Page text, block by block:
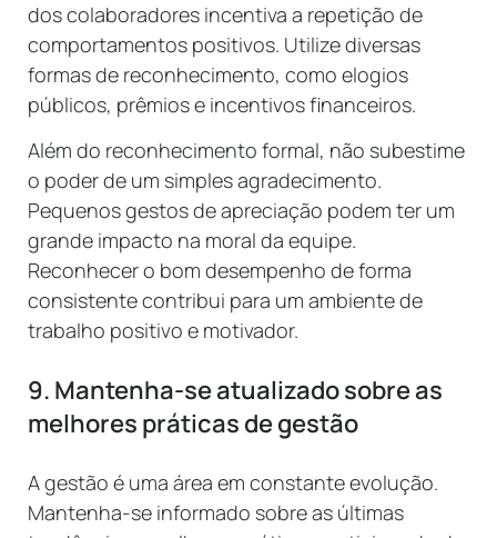
dos colaboradores incentiva a repetição de
comportamentos positivos. Utilize diversas
formas de reconhecimento, como elogios
públicos, prêmios e incentivos financeiros.
Além do reconhecimento formal, não subestime
o poder de um simples agradecimento.
Pequenos gestos de apreciação podem ter um
grande impacto na moral da equipe.
Reconhecer o bom desempenho de forma
consistente contribui para um ambiente de
trabalho positivo e motivador.
9. Mantenha-se atualizado sobre as
melhores práticas de gestão
A gestão é uma área em constante evolução.
Mantenha-se informado sobre as últimas